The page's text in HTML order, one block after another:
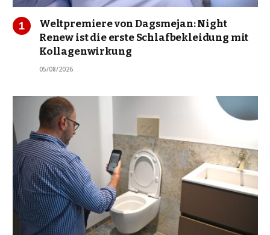
Weltpremiere von Dagsmejan: Night
Renew ist die erste Schlafbekleidung mit
Kollagenwirkung
05/08/2026